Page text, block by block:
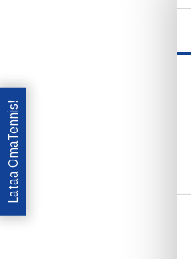
Lataa OmaTennis!